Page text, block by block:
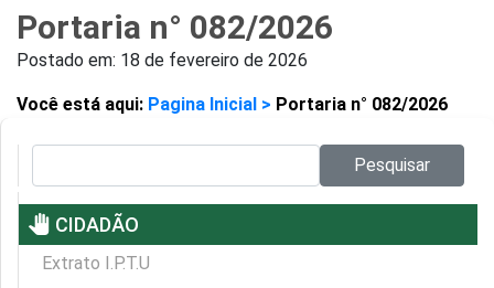
Portaria n° 082/2026
Postado em: 18 de fevereiro de 2026
Você está aqui: Pagina Inicial > Portaria n° 082/2026
Pesquisar
pan_tool CIDADÃO
Extrato I.P.T.U